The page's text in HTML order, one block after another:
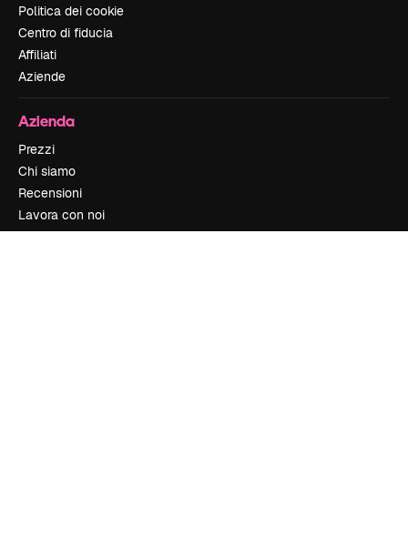
Politica dei cookie
Centro di fiducia
Affiliati
Aziende
Azienda
Prezzi
Chi siamo
Recensioni
Lavora con noi
Cerca tendenze